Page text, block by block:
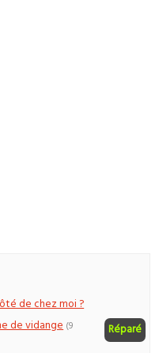
de chez moi ?
de vidange
Réparé
(9